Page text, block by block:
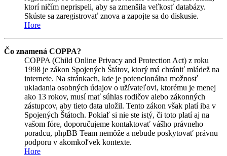
ktorí ničím neprispeli, aby sa zmenšila veľkosť databázy.
Skúste sa zaregistrovať znova a zapojte sa do diskusie.
Hore
Čo znamená COPPA?
COPPA (Child Online Privacy and Protection Act) z roku
1998 je zákon Spojených Štátov, ktorý má chrániť mládež na
internete. Na stránkach, kde je potencionálna možnosť
ukladania osobných údajov o užívateľovi, ktorému je menej
ako 13 rokov, musí mať súhlas rodičov alebo zákonných
zástupcov, aby tieto data uložil. Tento zákon však platí iba v
Spojených Štátoch. Pokiaľ si nie ste istý, či toto platí aj na
vašom fóre, doporučujeme kontaktovať vášho právneho
poradcu, phpBB Team nemôže a nebude poskytovať právnu
podporu v akomkoľvek kontexte.
Hore